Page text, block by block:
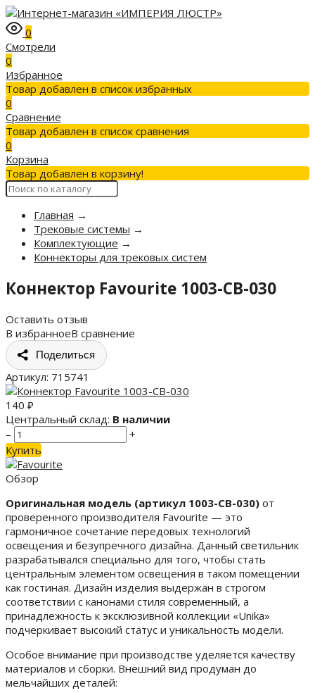
0
Смотрели
0
Избранное
Товар добавлен в список избранных
0
Сравнение
Товар добавлен в список сравнения
0
Корзина
Товар добавлен в корзину!
Главная →
Трековые системы →
Комплектующие →
Коннекторы для трековых систем
Коннектор Favourite 1003-CB-030
Оставить отзыв
В избранноеВ сравнение
Поделиться
Артикул: 715741
140 ₽
Центральный склад: В наличии
–
+
Купить
Обзор
Оригинальная модель (артикул 1003-CB-030) от
проверенного производителя Favourite — это
гармоничное сочетание передовых технологий
освещения и безупречного дизайна. Данный светильник
разрабатывался специально для того, чтобы стать
центральным элементом освещения в таком помещении
как гостиная. Дизайн изделия выдержан в строгом
соответствии с канонами стиля современный, а
принадлежность к эксклюзивной коллекции «Unika»
подчеркивает высокий статус и уникальность модели.
Особое внимание при производстве уделяется качеству
материалов и сборки. Внешний вид продуман до
мельчайших деталей: